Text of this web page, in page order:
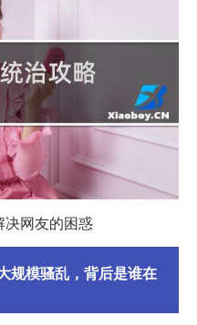
决网友的困惑
规模骚乱，背后是谁在